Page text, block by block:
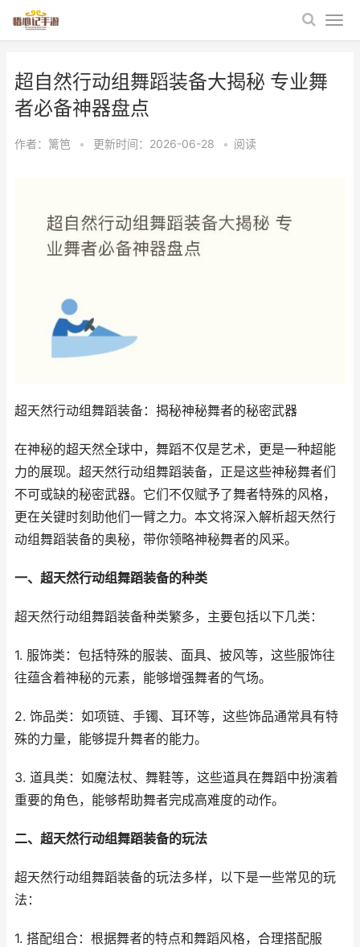
超自然行动组舞蹈装备大揭秘 专业舞
者必备神器盘点
作者： 篱笆 • 更新时间：2026-06-28 • 阅读
超天然行动组舞蹈装备：揭秘神秘舞者的秘密武器
在神秘的超天然全球中，舞蹈不仅是艺术，更是一种超能
力的展现。超天然行动组舞蹈装备，正是这些神秘舞者们
不可或缺的秘密武器。它们不仅赋予了舞者特殊的风格，
更在关键时刻助他们一臂之力。本文将深入解析超天然行
动组舞蹈装备的奥秘，带你领略神秘舞者的风采。
一、超天然行动组舞蹈装备的种类
超天然行动组舞蹈装备种类繁多，主要包括以下几类：
1. 服饰类：包括特殊的服装、面具、披风等，这些服饰往
往蕴含着神秘的元素，能够增强舞者的气场。
2. 饰品类：如项链、手镯、耳环等，这些饰品通常具有特
殊的力量，能够提升舞者的能力。
3. 道具类：如魔法杖、舞鞋等，这些道具在舞蹈中扮演着
重要的角色，能够帮助舞者完成高难度的动作。
二、超天然行动组舞蹈装备的玩法
超天然行动组舞蹈装备的玩法多样，以下是一些常见的玩
法：
1. 搭配组合：根据舞者的特点和舞蹈风格，合理搭配服